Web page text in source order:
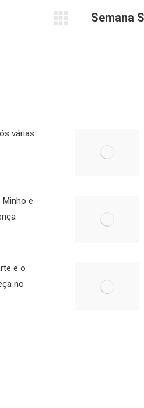
Próximo
Semana
várias
Minho e
e o
no